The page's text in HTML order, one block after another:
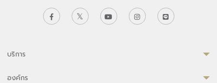
บริการ
องค์กร